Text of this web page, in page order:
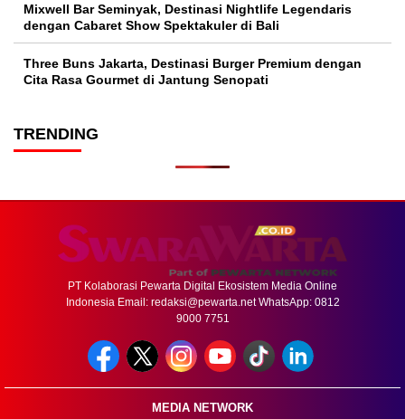
Mixwell Bar Seminyak, Destinasi Nightlife Legendaris
dengan Cabaret Show Spektakuler di Bali
Three Buns Jakarta, Destinasi Burger Premium dengan
Cita Rasa Gourmet di Jantung Senopati
TRENDING
PT Kolaborasi Pewarta Digital Ekosistem Media Online
Indonesia Email: redaksi@pewarta.netWhatsApp: 0812
9000 7751
MEDIA NETWORK